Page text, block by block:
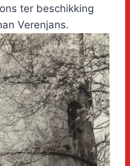
ter beschikking
Verenjans.